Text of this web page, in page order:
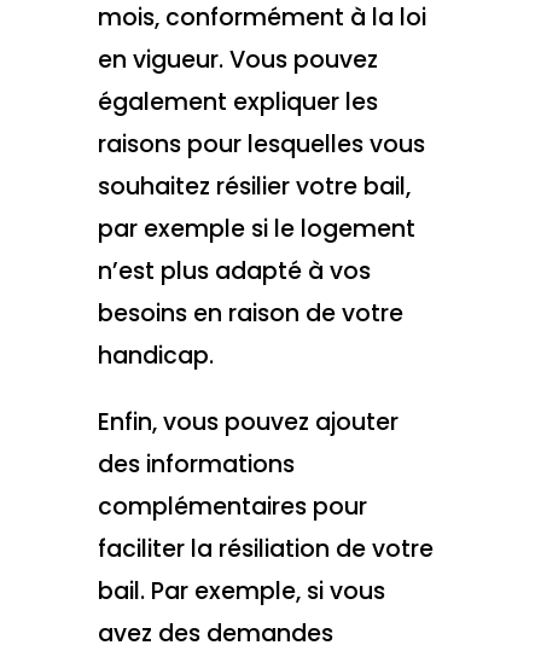
mois, conformément à la loi
en vigueur. Vous pouvez
également expliquer les
raisons pour lesquelles vous
souhaitez résilier votre bail,
par exemple si le logement
n’est plus adapté à vos
besoins en raison de votre
handicap.
Enfin, vous pouvez ajouter
des informations
complémentaires pour
faciliter la résiliation de votre
bail. Par exemple, si vous
avez des demandes